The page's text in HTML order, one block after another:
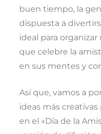
buen tiempo, la
dispuesta a
ideal para
que celebre la
en sus mentes y
Así que, vamos a
ideas más
en el «Día de la